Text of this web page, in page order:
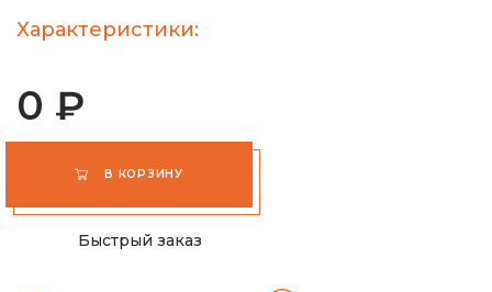
Характеристики:
0 ₽
В КОРЗИНУ
Быстрый заказ